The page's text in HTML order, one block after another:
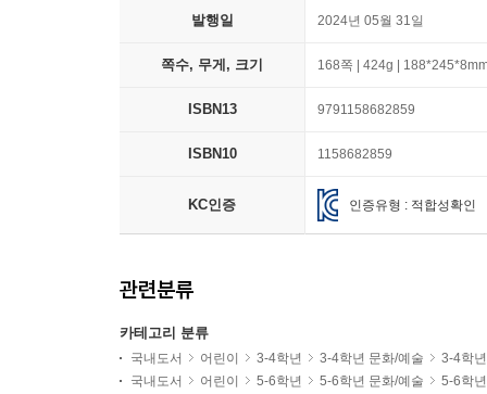
발행일 2024년 05월 31일
쪽수, 무게, 크기 168쪽 | 424g |
ISBN13 9791158682859
ISBN10 1158682859
KC인증 인증유형 : 적합성확인
관련분류
카테고리 분류
국내도서 어린이 3-4학년 3-4학년 문화/예술
3-4학
국내도서
어린이 5-6학년 5-6학년 문화/예술
5-6학